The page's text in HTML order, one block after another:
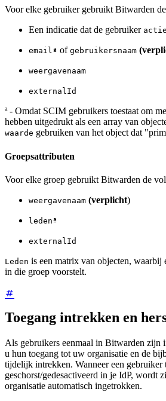
Voor elke gebruiker gebruikt Bitwarden
Een indicatie dat de gebruiker
emailª of gebruikersnaam
weergavenaam
externalId
ª - Omdat SCIM gebruikers toestaat om
hebben uitgedrukt als een array van
waarde gebruiken van het object dat
Groepsattributen
Voor elke groep gebruikt Bitwarden de
weergavenaam (verplicht)
ledenª
externalId
Leden is een matrix van objecten, waarbij
in die groep voorstelt.
Toegang intrekken en
Als gebruikers eenmaal in Bitwarden zijn
u hun toegang tot uw organisatie en de
tijdelijk intrekken. Wanneer een
geschorst/gedesactiveerd in je IdP, wordt
organisatie automatisch ingetrokken.